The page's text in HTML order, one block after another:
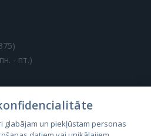
- пт.)
glabājam un piekļūstam personas